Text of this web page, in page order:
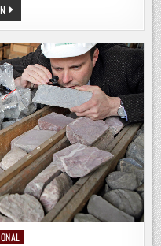
SERIE:
MITTELMÄCHTE
OHNE
WELTORDNUNG:
INDONESIEN:
JEDERMANNS
FREUND